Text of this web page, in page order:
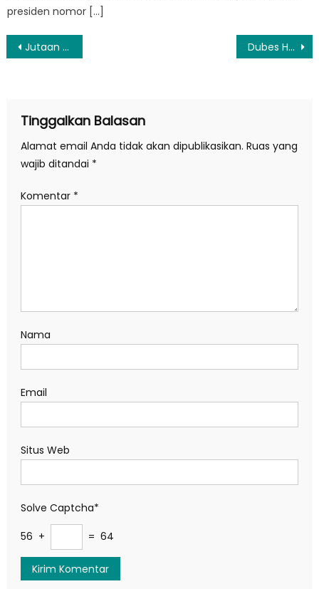
presiden nomor […]
Navigasi
Jutaan Pengguna Android di Asia Jadi Sasaran Phising Dubes Heri Pimpin Promosi Indonesia Fair 2023 di Jepang Fesyen Bandung & Pisang Lampung Laris Manis
Tinggalkan Balasan
Alamat email Anda tidak akan dipublikasikan. Ruas yang
wajib ditandai *
Komentar *
Nama
Email
Situs Web
Solve Captcha*
56 +
= 64